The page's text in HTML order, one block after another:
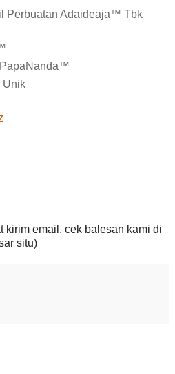
Perbuatan Adaideaja™ Tbk
™
Unik
kirim email, cek balesan kami di
situ)